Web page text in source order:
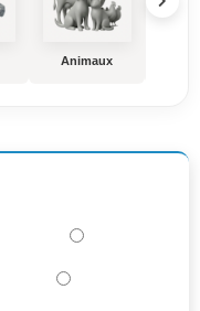
Animaux